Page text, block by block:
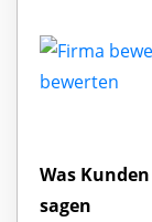
bewerten
Was
sagen